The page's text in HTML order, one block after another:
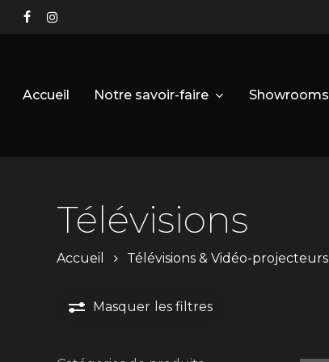
Skip
facebook
instagram
Accueil Notre savoir-faire Showrooms
Télévisions
Accueil Télévisions & Vidéo-projecteurs
Masquer les filtres